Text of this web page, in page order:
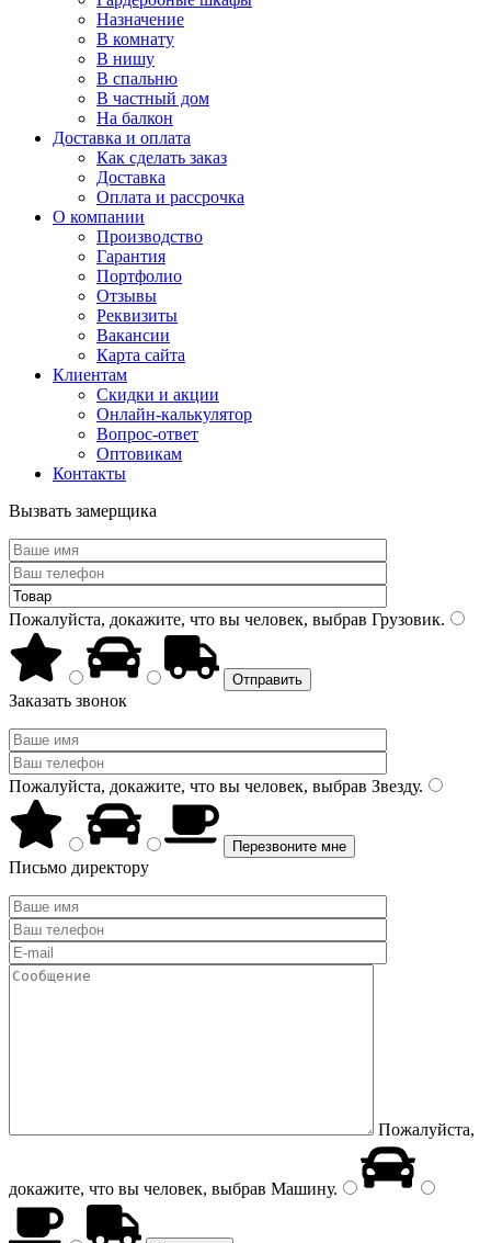
Назначение
В комнату
В нишу
В спальню
В частный дом
На балкон
Доставка и оплата
Как сделать заказ
Доставка
Оплата и рассрочка
О компании
Производство
Гарантия
Портфолио
Отзывы
Реквизиты
Вакансии
Карта сайта
Клиентам
Скидки и акции
Онлайн-калькулятор
Вопрос-ответ
Оптовикам
Контакты
Вызвать замерщика
Пожалуйста, докажите, что вы человек, выбрав Грузовик.
Заказать звонок
Пожалуйста, докажите, что вы человек, выбрав Звезду.
Письмо директору
Пожалуйста,
докажите, что вы человек, выбрав Машину.